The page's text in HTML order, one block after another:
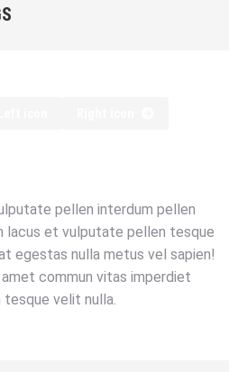
pellen interdum pellen
lacus et vulputate pellen tesque
egestas nulla metus vel sapien!
commun vitas imperdiet
velit nulla.